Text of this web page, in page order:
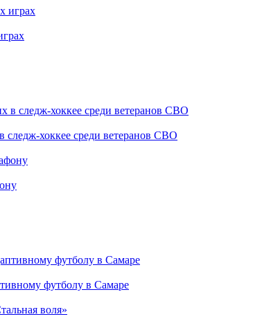
следж-хоккее среди ветеранов СВО
футболу в Самаре